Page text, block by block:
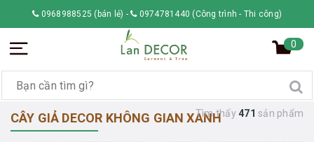
0968988525 (bán lẻ) - 0974781440 (Công trình - Thi công)
0
CÂY GIẢ DECOR KHÔNG GIAN XANH
Tìm thấy 471 sản phẩm